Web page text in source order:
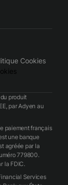
Cookies
produit
par Adyen au
paiement français
une banque
agréée par la
779800.
la FDIC.
Services